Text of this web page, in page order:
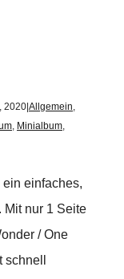
2020 Allgemein,
, Minialbum,
einfaches,
Mit nur 1 Seite
/ One